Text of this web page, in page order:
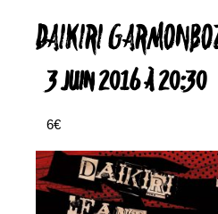
DAIKIRI
3 JUIN 2016 À 20:30
6€